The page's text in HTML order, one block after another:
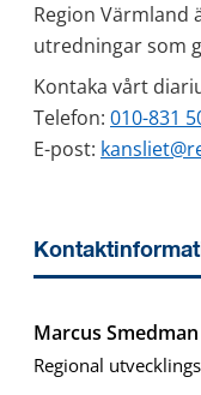
Region Värmland
utredningar som
Kontaka vårt
Telefon: 010-831
E-post:
Marcus Smedman
Regional